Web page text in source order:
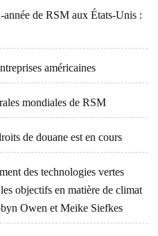
de RSM aux États-Unis :
américaines
mondiales de RSM
de douane est en cours
des technologies vertes
objectifs en matière de climat
Owen et Meike Siefkes